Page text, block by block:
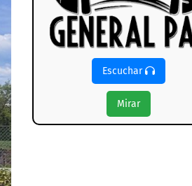
Escuchar
Mirar